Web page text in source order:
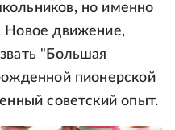
но именно
Новое движение,
"Большая
пионерской
советский опыт.